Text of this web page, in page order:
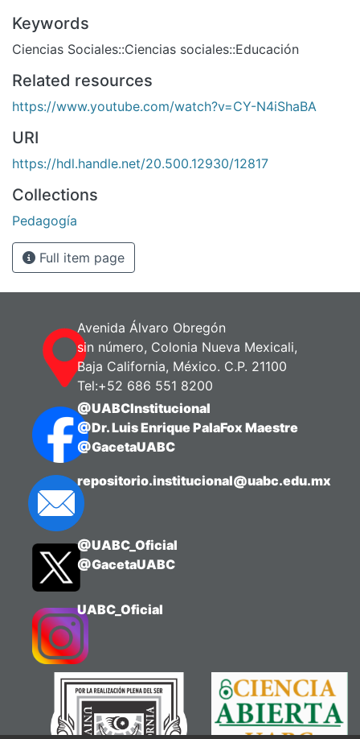
Keywords
Ciencias Sociales::Ciencias sociales::Educación
Related resources
https://www.youtube.com/watch?v=CY-N4iShaBA
URI
https://hdl.handle.net/20.500.12930/12817
Collections
Pedagogía
Full item page
Avenida Álvaro Obregón
sin número, Colonia Nueva Mexicali,
Baja California, México. C.P. 21100
Tel:+52 686 551 8200
@UABCInstitucional
@Dr. Luis Enrique PalaFox Maestre
@GacetaUABC
repositorio.institucional@uabc.edu.mx
@UABC_Oficial
@GacetaUABC
UABC_Oficial